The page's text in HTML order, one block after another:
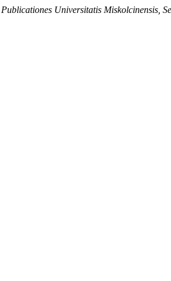
Publicationes Universitatis Miskolcinensis,